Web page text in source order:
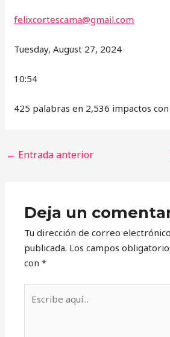
felixcortescama@gmail.com
Tuesday, August 27, 2024
10:54
425 palabras en 2,536 impactos
← Entrada anterior
Deja un
Tu dirección de correo
publicada. Los campos
con*
aquí...